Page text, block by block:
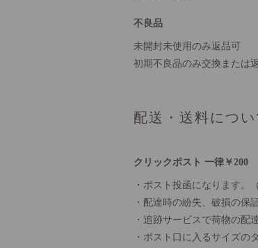
不良品
未開封未使用のみ返品可
初期不良品のみ交換または
配送・送料につい
クリックポスト 一律￥200
・ポスト投函になります。
・配達時の紛失、破損の保
・追跡サービスで荷物の配
・ポスト口に入るサイズの